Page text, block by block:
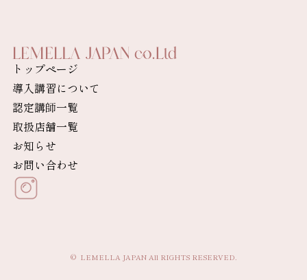
トップページ
導入講習について
認定講師一覧
取扱店舗一覧
お知らせ
お問い合わせ
© LEMELLA JAPAN All RIGHTS RESERVED.